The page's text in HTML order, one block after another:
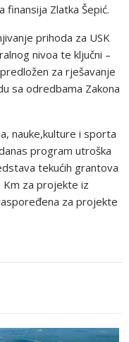
finansija Zlatka Šepić.
prihoda za USK
nivoa te ključni –
za rješavanje
sa odredbama Zakona
nauke,kulture i sporta
program utroška
tekućih grantova
Km za projekte iz
za projekte